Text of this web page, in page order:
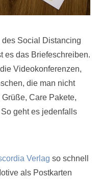
Social Distancing
es das Briefeschreiben.
Videokonferenzen,
die man nicht
Care Pakete,
geht es jedenfalls
Verlag so schnell
als Postkarten